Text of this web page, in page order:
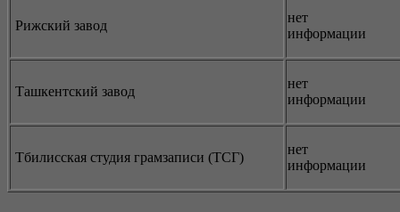
Рижский завод
нет
информации
Ташкентский завод
нет
информации
Тбилисская студия грамзаписи (ТСГ)
нет
информации